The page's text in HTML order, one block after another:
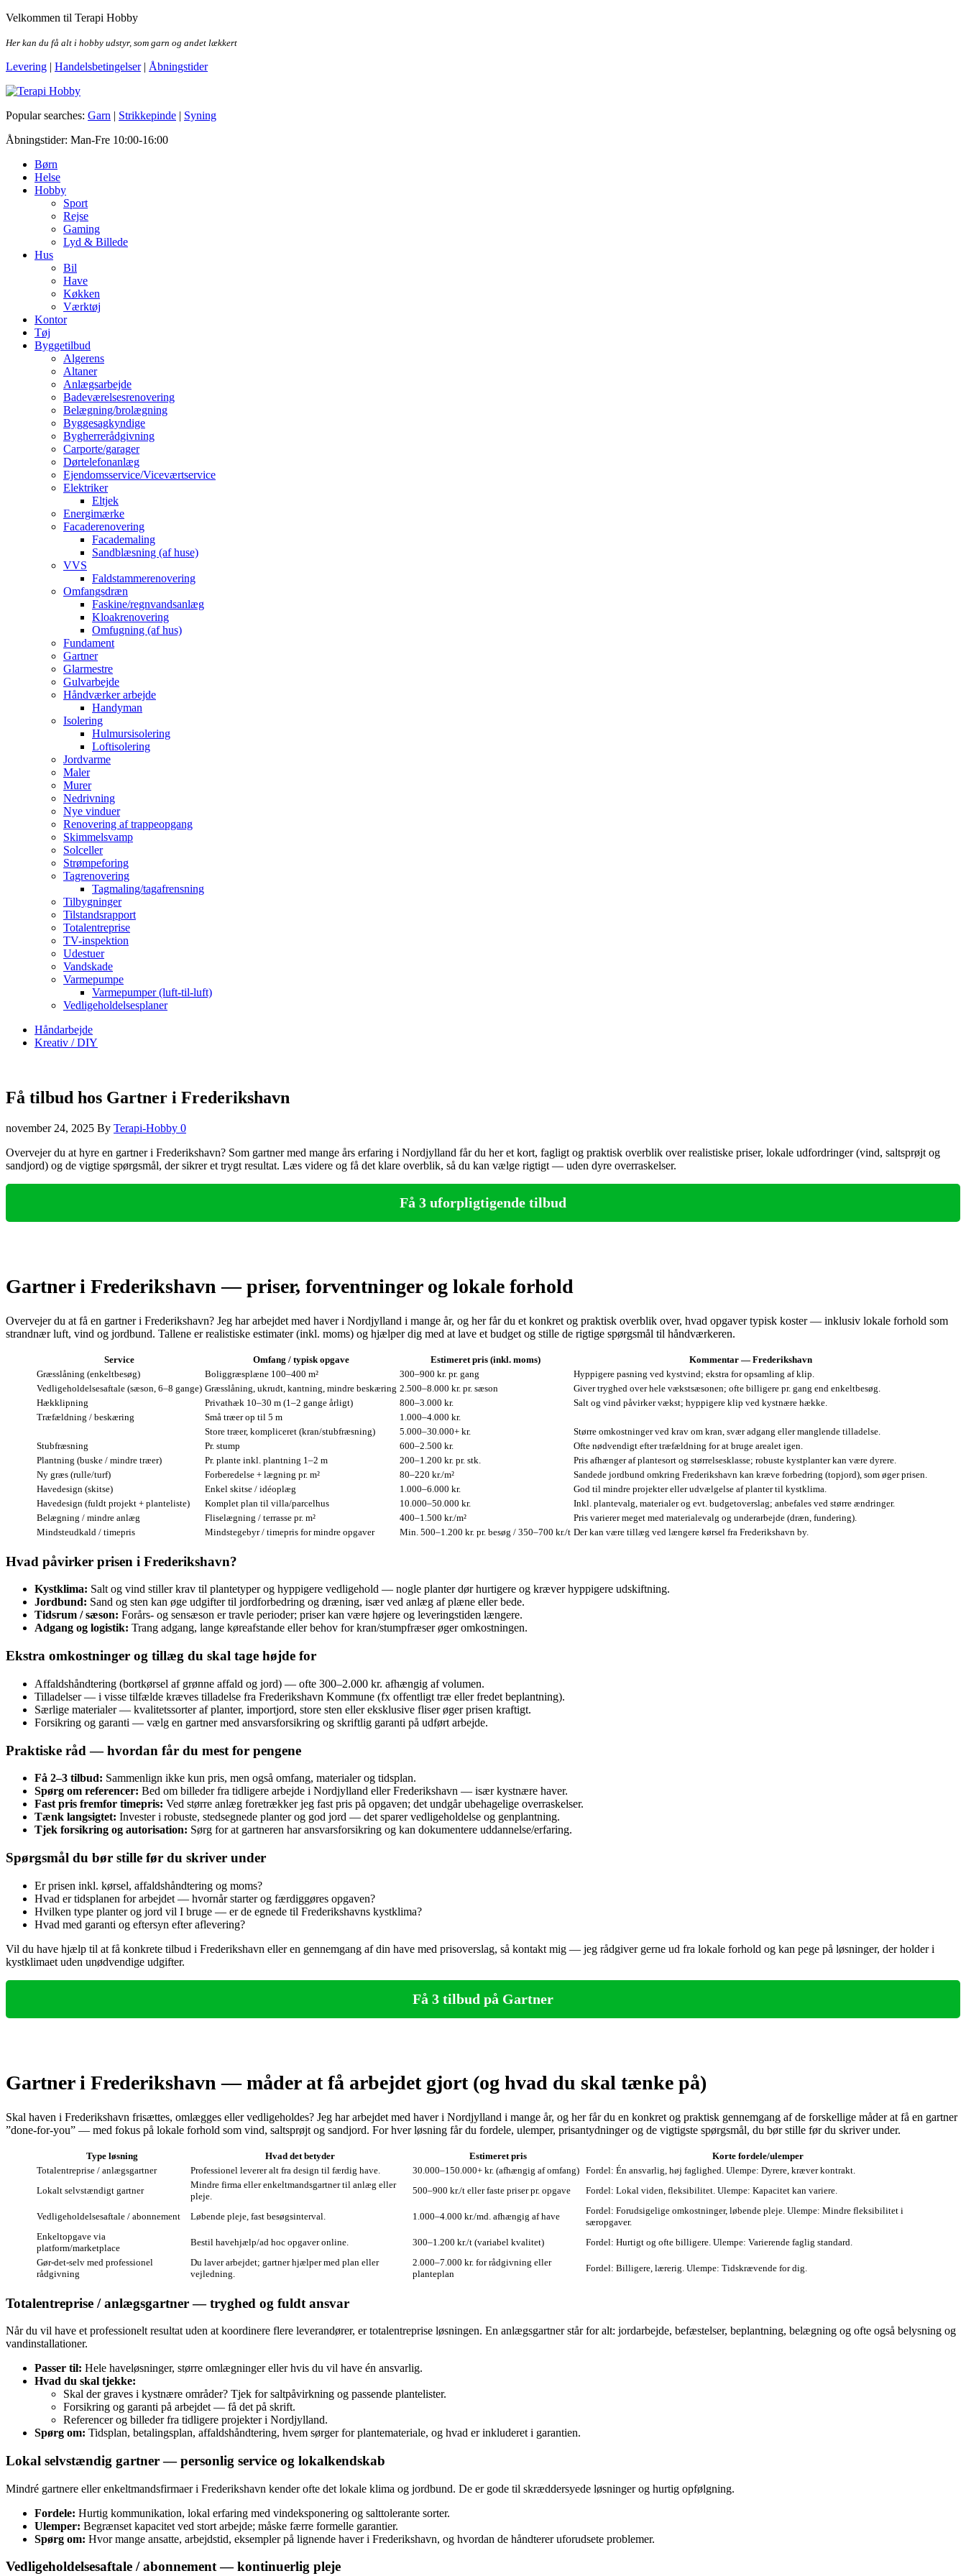
Skip
the
Velkommen til Terapi Hobby
Her kan du få alt i hobby udstyr, som garn og andet lækkert
Levering | Handelsbetingelser| Åbningstider
Terapi Hobby
Popular searches: Garn | Strikkepinde | Syning
Åbningstider: Man-Fre 10:00-16:00
Børn
Helse
Hobby
Sport
Rejse
Gaming
Lyd & Billede
Hus
Bil
Have
Køkken
Værktøj
Kontor
Tøj
Byggetilbud
Algerens
Altaner
Anlægsarbejde
Badeværelsesrenovering
Belægning/brolægning
Byggesagkyndige
Bygherrerådgivning
Carporte/garager
Dørtelefonanlæg
Ejendomsservice/Viceværtservice
Elektriker
Eltjek
Energimærke
Facaderenovering
Facademaling
Sandblæsning (af huse)
VVS
Faldstammerenovering
Omfangsdræn
Faskine/regnvandsanlæg
Kloakrenovering
Omfugning (af hus)
Fundament
Gartner
Glarmestre
Gulvarbejde
Håndværker arbejde
Handyman
Isolering
Hulmursisolering
Loftisolering
Jordvarme
Maler
Murer
Nedrivning
Nye vinduer
Renovering af trappeopgang
Skimmelsvamp
Solceller
Strømpeforing
Tagrenovering
Tagmaling/tagafrensning
Tilbygninger
Tilstandsrapport
Totalentreprise
TV-inspektion
Udestuer
Vandskade
Varmepumpe
Varmepumper (luft-til-luft)
Vedligeholdelsesplaner
Håndarbejde
Kreativ / DIY
Få tilbud hos Gartner i Frederikshavn
november 24, 2025 By Terapi-Hobby 0
Overvejer du at hyre en gartner i Frederikshavn? Som gartner med mange års erfaring i Nordjylland får du her et kort, fagligt og praktisk overblik over realistiske priser, lokale udfordringer (vind, saltsprøjt og
sandjord) og de vigtige spørgsmål, der sikrer et trygt resultat. Læs videre og få det klare overblik, så du kan vælge rigtigt — uden dyre overraskelser.
Få 3 uforpligtigende tilbud
Gartner i Frederikshavn — priser, forventninger og lokale forhold
Overvejer du at få en gartner i Frederikshavn? Jeg har arbejdet med haver i Nordjylland i mange år, og her får du et konkret og praktisk overblik over, hvad opgaver typisk koster — inklusiv lokale forhold som
strandnær luft, vind og jordbund. Tallene er realistiske estimater (inkl. moms) og hjælper dig med at lave et budget og stille de rigtige spørgsmål til håndværkeren.
Service Omfang / typisk opgave Estimeret pris (inkl. moms)
Kommentar — Frederikshavn
Græsslåning (enkeltbesøg)
Boliggræsplæne 100–400 m² 300–900 kr. pr. gang
Hyppigere pasning ved kystvind; ekstra for opsamling af klip.
Vedligeholdelsesaftale (sæson, 6–8 gange) Græsslåning, ukrudt, kantning, mindre beskæring 2.500–8.000 kr. pr. sæson
Giver tryghed over hele vækstsæsonen; ofte billigere pr. gang end enkeltbesøg.
Hækklipning
Privathæk 10–30 m (1–2 gange årligt) 800–3.000 kr.
Salt og vind påvirker vækst; hyppigere klip ved kystnære hække.
Træfældning / beskæring
Små træer op til 5 m
1.000–4.000 kr.
Store træer, kompliceret (kran/stubfræsning)
5.000–30.000+ kr.
Større omkostninger ved krav om kran, svær adgang eller manglende tilladelse.
Stubfræsning
Pr. stump 600–2.500 kr.
Ofte nødvendigt efter træfældning for at bruge arealet igen.
Plantning (buske / mindre træer)
Pr. plante inkl. plantning 1–2 m 200–1.200 kr. pr. stk.
Pris afhænger af plantesort og størrelsesklasse; robuste kystplanter kan være dyrere.
Ny græs (rulle/turf)
Forberedelse + lægning pr. m² 80–220 kr./m²
Sandede jordbund omkring Frederikshavn kan kræve forbedring (topjord), som øger prisen.
Havedesign (skitse)
Enkel skitse / idéoplæg 1.000–6.000 kr.
God til mindre projekter eller udvælgelse af planter til kystklima.
Havedesign (fuldt projekt + planteliste)
Komplet plan til villa/parcelhus 10.000–50.000 kr.
Inkl. plantevalg, materialer og evt. budgetoverslag; anbefales ved større ændringer.
Belægning / mindre anlæg
Flise­lægning / terrasse pr. m² 400–1.500 kr./m²
Pris varierer meget med materialevalg og underarbejde (dræn, fundering).
Mindsteudkald / timepris
Mindstegebyr / timepris for mindre opgaver Min. 500–1.200 kr. pr. besøg / 350–700 kr./t Der kan være tillæg ved længere kørsel fra Frederikshavn by.
Hvad påvirker prisen i Frederikshavn?
Kystklima: Salt og vind stiller krav til plantetyper og hyppigere vedligehold — nogle planter dør hurtigere og kræver hyppigere udskiftning.
Jordbund: Sand og sten kan øge udgifter til jordforbedring og dræning, især ved anlæg af plæne eller bede.
Tidsrum / sæson: Forårs- og sensæson er travle perioder; priser kan være højere og leveringstiden længere.
Adgang og logistik: Trang adgang, lange køreafstande eller behov for kran/stumpfræser øger omkostningen.
Ekstra omkostninger og tillæg du skal tage højde for
Affaldshåndtering (bortkørsel af grønne affald og jord) — ofte 300–2.000 kr. afhængig af volumen.
Tilladelser — i visse tilfælde kræves tilladelse fra Frederikshavn Kommune (fx offentligt træ eller fredet beplantning).
Særlige materialer — kvalitetssorter af planter, importjord, store sten eller eksklusive fliser øger prisen kraftigt.
Forsikring og garanti — vælg en gartner med ansvarsforsikring og skriftlig garanti på udført arbejde.
Praktiske råd — hvordan får du mest for pengene
Få 2–3 tilbud: Sammenlign ikke kun pris, men også omfang, materialer og tidsplan.
Spørg om referencer: Bed om billeder fra tidligere arbejde i Nordjylland eller Frederikshavn — især kystnære haver.
Fast pris fremfor timepris: Ved større anlæg foretrækker jeg fast pris på opgaven; det undgår ubehagelige overraskelser.
Tænk langsigtet: Invester i robuste, stedsegnede planter og god jord — det sparer vedligeholdelse og genplantning.
Tjek forsikring og autorisation: Sørg for at gartneren har ansvarsforsikring og kan dokumentere uddannelse/erfaring.
Spørgsmål du bør stille før du skriver under
Er prisen inkl. kørsel, affaldshåndtering og moms?
Hvad er tidsplanen for arbejdet — hvornår starter og færdiggøres opgaven?
Hvilken type planter og jord vil I bruge — er de egnede til Frederikshavns kystklima?
Hvad med garanti og eftersyn efter aflevering?
Vil du have hjælp til at få konkrete tilbud i Frederikshavn eller en gennemgang af din have med prisoverslag, så kontakt mig — jeg rådgiver gerne ud fra lokale forhold og kan pege på løsninger, der holder i
kystklimaet uden unødvendige udgifter.
Få 3 tilbud på Gartner
Gartner i Frederikshavn — måder at få arbejdet gjort (og hvad du skal tænke på)
Skal haven i Frederikshavn frisættes, omlægges eller vedligeholdes? Jeg har arbejdet med haver i Nordjylland i mange år, og her får du en konkret og praktisk gennemgang af de forskellige måder at få en gartner
”done-for-you” — med fokus på lokale forhold som vind, saltsprøjt og sandjord. For hver løsning får du fordele, ulemper, prisantydninger og de vigtigste spørgsmål, du bør stille før du skriver under.
Type løsning Hvad det betyder Estimeret pris
Korte fordele/ulemper
Totalentreprise / anlægsgartner
Professionel leverer alt fra design til færdig have. 30.000–150.000+ kr. (afhængig af omfang) Fordel: Én ansvarlig, høj faglighed. Ulempe: Dyrere, kræver kontrakt.
Lokalt selvstændigt gartner
Mindre firma eller enkeltmandsgartner til anlæg eller
pleje.
500–900 kr./t eller faste priser pr. opgave Fordel: Lokal viden, fleksibilitet. Ulempe: Kapacitet kan variere.
Vedligeholdelsesaftale / abonnement Løbende pleje, fast besøgsinterval. 1.000–4.000 kr./md. afhængig af have
Fordel: Forudsigelige omkostninger, løbende pleje. Ulempe: Mindre fleksibilitet i
særopgaver.
Enkeltopgave via
platform/marketplace
Bestil havehjælp/ad hoc opgaver online. 300–1.200 kr./t (variabel kvalitet)
Fordel: Hurtigt og ofte billigere. Ulempe: Varierende faglig standard.
Gør‑det‑selv med professionel
rådgivning
Du laver arbejdet; gartner hjælper med plan eller
vejledning.
2.000–7.000 kr. for rådgivning eller
planteplan
Fordel: Billigere, lærerig. Ulempe: Tidskrævende for dig.
Totalentreprise / anlægsgartner — tryghed og fuldt ansvar
Når du vil have et professionelt resultat uden at koordinere flere leverandører, er totalentreprise løsningen. En anlægsgartner står for alt: jordarbejde, befæstelser, beplantning, belægning og ofte også belysning og
vandinstallationer.
Passer til: Hele haveløsninger, større omlægninger eller hvis du vil have én ansvarlig.
Hvad du skal tjekke:
Skal der graves i kystnære områder? Tjek for saltpåvirkning og passende plantelister.
Forsikring og garanti på arbejdet — få det på skrift.
Referencer og billeder fra tidligere projekter i Nordjylland.
Spørg om: Tidsplan, betalingsplan, affaldshåndtering, hvem sørger for plantemateriale, og hvad er inkluderet i garantien.
Lokal selvstændig gartner — personlig service og lokalkendskab
Mindré gartnere eller enkeltmandsfirmaer i Frederikshavn kender ofte det lokale klima og jordbund. De er gode til skræddersyede løsninger og hurtig opfølgning.
Fordele: Hurtig kommunikation, lokal erfaring med vindeksponering og salt­tolerante sorter.
Ulemper: Begrænset kapacitet ved stort arbejde; måske færre formelle garantier.
Spørg om: Hvor mange ansatte, arbejdstid, eksempler på lignende haver i Frederikshavn, og hvordan de håndterer uforudsete problemer.
Vedligeholdelsesaftale / abonnement — kontinuerlig pleje